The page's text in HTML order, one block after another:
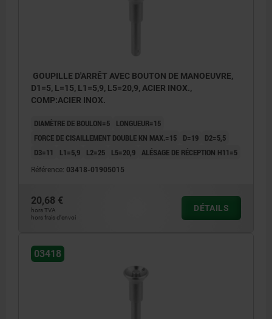
GOUPILLE D'ARRÊT AVEC BOUTON DE MANOEUVRE,
D1=5, L=15, L1=5,9, L5=20,9, ACIER INOX.,
COMP:ACIER INOX.
DIAMÈTRE DE BOULON=5
LONGUEUR=15
FORCE DE CISAILLEMENT DOUBLE KN MAX.=15
D=19
D2=5,5
D3=11
L1=5,9 L2=25 L5=20,9 ALÉSAGE DE RÉCEPTION H11=5
Référence: 03418-01905015
20,68 €
hors TVA
hors frais d’envoi
DÉTAILS
03418